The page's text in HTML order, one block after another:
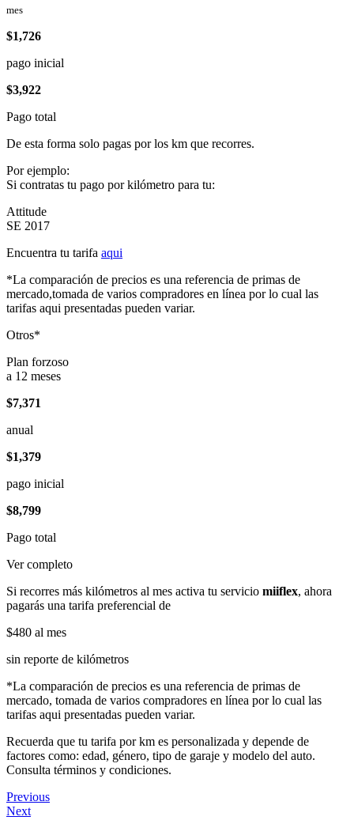
mes
$1,726
pago inicial
$3,922
Pago total
De esta forma solo pagas por los km que recorres.
Por ejemplo:
Si contratas tu pago por kilómetro para tu:
Attitude
SE 2017
Encuentra tu tarifa aqui
*La comparación de precios es una referencia de primas de
mercado,tomada de varios compradores en línea por lo cual las
tarifas aqui presentadas pueden variar.
Otros*
Plan forzoso
a 12 meses
$7,371
anual
$1,379
pago inicial
$8,799
Pago total
Ver completo
Si recorres más kilómetros al mes activa tu servicio miiflex, ahora
pagarás una tarifa preferencial de
$480 al mes
sin reporte de kilómetros
*La comparación de precios es una referencia de primas de
mercado, tomada de varios compradores en línea por lo cual las
tarifas aqui presentadas pueden variar.
Recuerda que tu tarifa por km es personalizada y depende de
factores como: edad, género, tipo de garaje y modelo del auto.
Consulta términos y condiciones.
Previous
Next